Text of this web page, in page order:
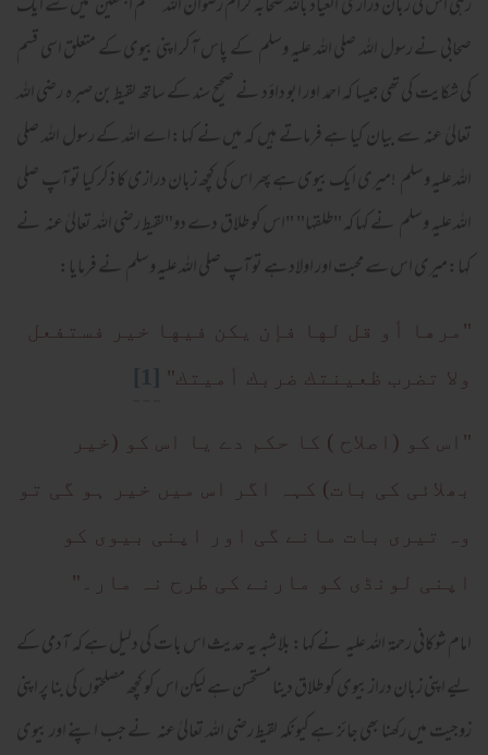
رہی اس کی زبان درازی العیاذ باللہ صحابہ کرام رضوان اللہ عنھم اجمعین میں سے ایک
صحابی نے رسول اللہ صلی اللہ علیہ وسلم کے پاس آکر اپنی بیوی کے متعلق اسی قسم
کی شکایت کی تھی جیسا کہ احمد اور ابو داؤد نے صحیح سند کے ساتھ لقیط بن صبرہ رضی اللہ
تعالیٰ عنہ سے بیان کیا ہے فرماتے ہیں کہ میں نے کہا:اے اللہ کے رسول اللہ صلی
اللہ علیہ وسلم !میری ایک بیوی ہے پھر اس کی کچھ زبان درازی کا ذکر کیا تو آپ صلی
اللہ علیہ وسلم نے کہا کہ "طلقها" "اس کو طلاق دے دو"لقیط رضی اللہ تعالیٰ عنہ نے
کہا:میری اس سے محبت اور اولاد ہے تو آپ صلی اللہ علیہ وسلم نے فرمایا:
"مرها أو قل لها فإن يكن فيها خير فستفعل
ولا تضرب ظعينتك ضربك أميتك" [1]
"اس کو (اصلاح ) کا حکم دے یا اس کو (خیر
بھلائی کی بات) کہہ اگر اس میں خیر ہو گی تو
وہ تیری بات مانے گی اور اپنی بیوی کو
اپنی لونڈی کو مارنے کی طرح نہ مار۔"
امام شوکانی رحمۃ اللہ علیہ نے کہا: بلا شبہ یہ حدیث اس بات کی دلیل ہے کہ آدمی کے
لیے اپنی زبان دراز بیوی کو طلاق دینا مستحسن ہے لیکن اس کو کچھ مصلحتوں کی بنا پر اپنی
زوجیت میں رکھنا بھی جائز ہے کیونکہ لقیط رضی اللہ تعالیٰ عنہ نے جب اپنے اور بیوی